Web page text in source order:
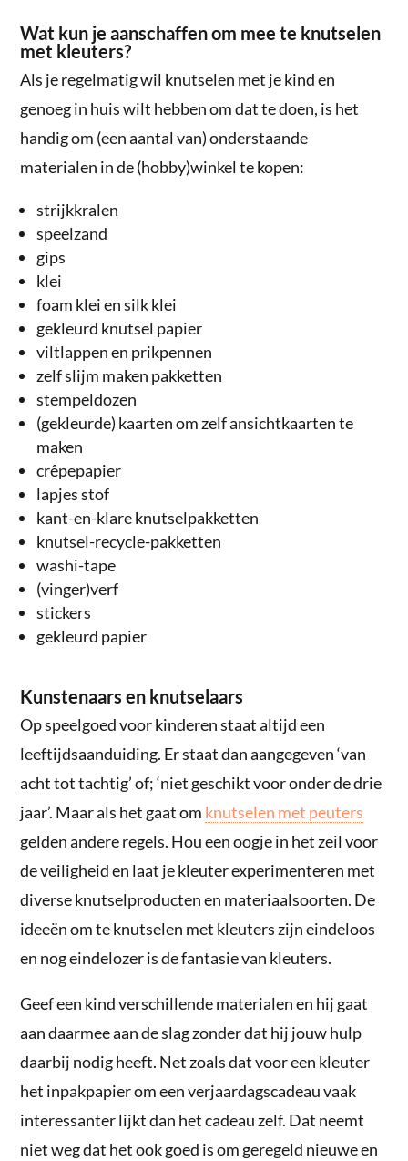
Wat kun je aanschaffen om mee te knutselen
met kleuters?
Als je regelmatig wil knutselen met je kind en
genoeg in huis wilt hebben om dat te doen, is het
handig om (een aantal van) onderstaande
materialen in de (hobby)winkel te kopen:
strijkkralen
speelzand
gips
klei
foam klei en silk klei
gekleurd knutsel papier
viltlappen en prikpennen
zelf slijm maken pakketten
stempeldozen
(gekleurde) kaarten om zelf ansichtkaarten te
maken
crêpepapier
lapjes stof
kant-en-klare knutselpakketten
knutsel-recycle-pakketten
washi-tape
(vinger)verf
stickers
gekleurd papier
Kunstenaars en knutselaars
Op speelgoed voor kinderen staat altijd een
leeftijdsaanduiding. Er staat dan aangegeven ‘van
acht tot tachtig’ of; ‘niet geschikt voor onder de drie
jaar’. Maar als het gaat om knutselen met peuters
gelden andere regels. Hou een oogje in het zeil voor
de veiligheid en laat je kleuter experimenteren met
diverse knutselproducten en materiaalsoorten. De
ideeën om te knutselen met kleuters zijn eindeloos
en nog eindelozer is de fantasie van kleuters.
Geef een kind verschillende materialen en hij gaat
aan daarmee aan de slag zonder dat hij jouw hulp
daarbij nodig heeft. Net zoals dat voor een kleuter
het inpakpapier om een verjaardagscadeau vaak
interessanter lijkt dan het cadeau zelf. Dat neemt
niet weg dat het ook goed is om geregeld nieuwe en